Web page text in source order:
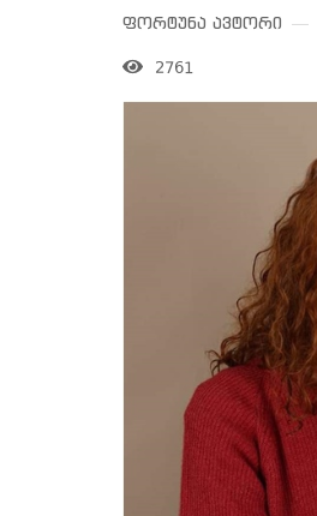
ფორტუნა ავტორი
2761